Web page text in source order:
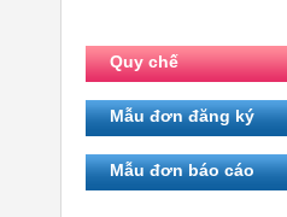
Quy chế
Mẫu đơn đăng ký
Mẫu đơn báo cáo